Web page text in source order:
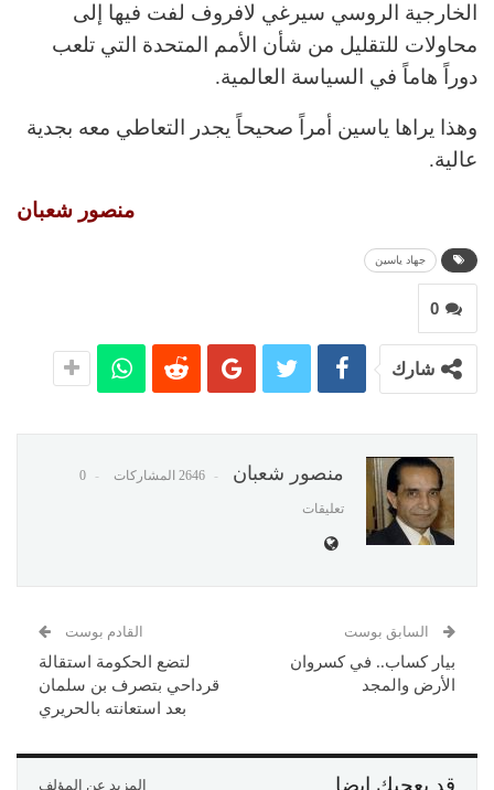
الخارجية الروسي سيرغي لافروف لفت فيها إلى
محاولات للتقليل من شأن الأمم المتحدة التي تلعب
دوراً هاماً في السياسة العالمية.
وهذا يراها ياسين أمراً صحيحاً يجدر التعاطي معه بجدية
عالية.
منصور شعبان
جهاد ياسين
0
شارك
منصور شعبان 2646 المشاركات 0
تعليقات
السابق بوست
بيار كساب.. في كسروان
الأرض والمجد
القادم بوست
لتضع الحكومة استقالة
قرداحي بتصرف بن سلمان
بعد استعانته بالحريري
قد يعجبك ايضا المزيد عن المؤلف